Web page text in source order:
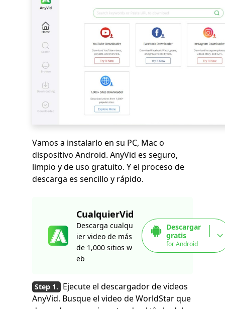
Vamos a instalarlo en su PC, Mac o
dispositivo Android. AnyVid es seguro,
limpio y de uso gratuito. Y el proceso de
descarga es sencillo y rápido.
CualquierVid
Descarga cualqu
ier video de más
de 1,000 sitios w
eb
Descargar
gratis
for Android
Ejecute el descargador de videos
AnyVid. Busque el video de WorldStar que